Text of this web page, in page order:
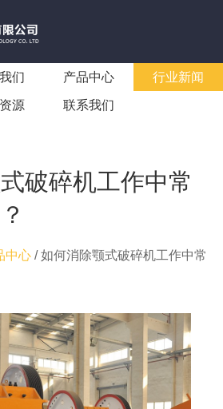
们 产品中心 行业新闻
源 联系我们
破碎机工作中常
中心 / 如何消除颚式破碎机工作中常